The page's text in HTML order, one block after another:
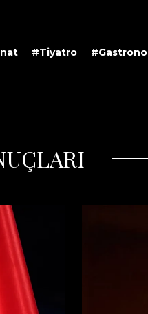
#Tiyatro